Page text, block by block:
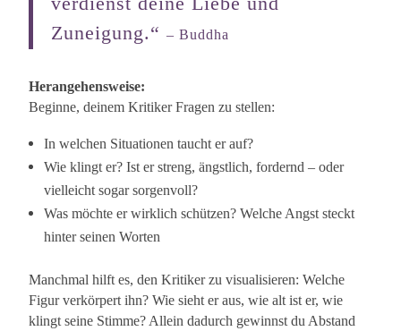
Zuneigung.“– Buddha
Herangehensweise:
Beginne, deinem Kritiker Fragen zu stellen:
In welchen Situationen taucht er auf?
Wie klingt er? Ist er streng, ängstlich, fordernd – oder
vielleicht sogar sorgenvoll?
Was möchte er wirklich schützen? Welche Angst steckt
hinter seinen Worten
Manchmal hilft es, den Kritiker zu visualisieren: Welche
Figur verkörpert ihn? Wie sieht er aus, wie alt ist er, wie
klingt seine Stimme? Allein dadurch gewinnst du Abstand